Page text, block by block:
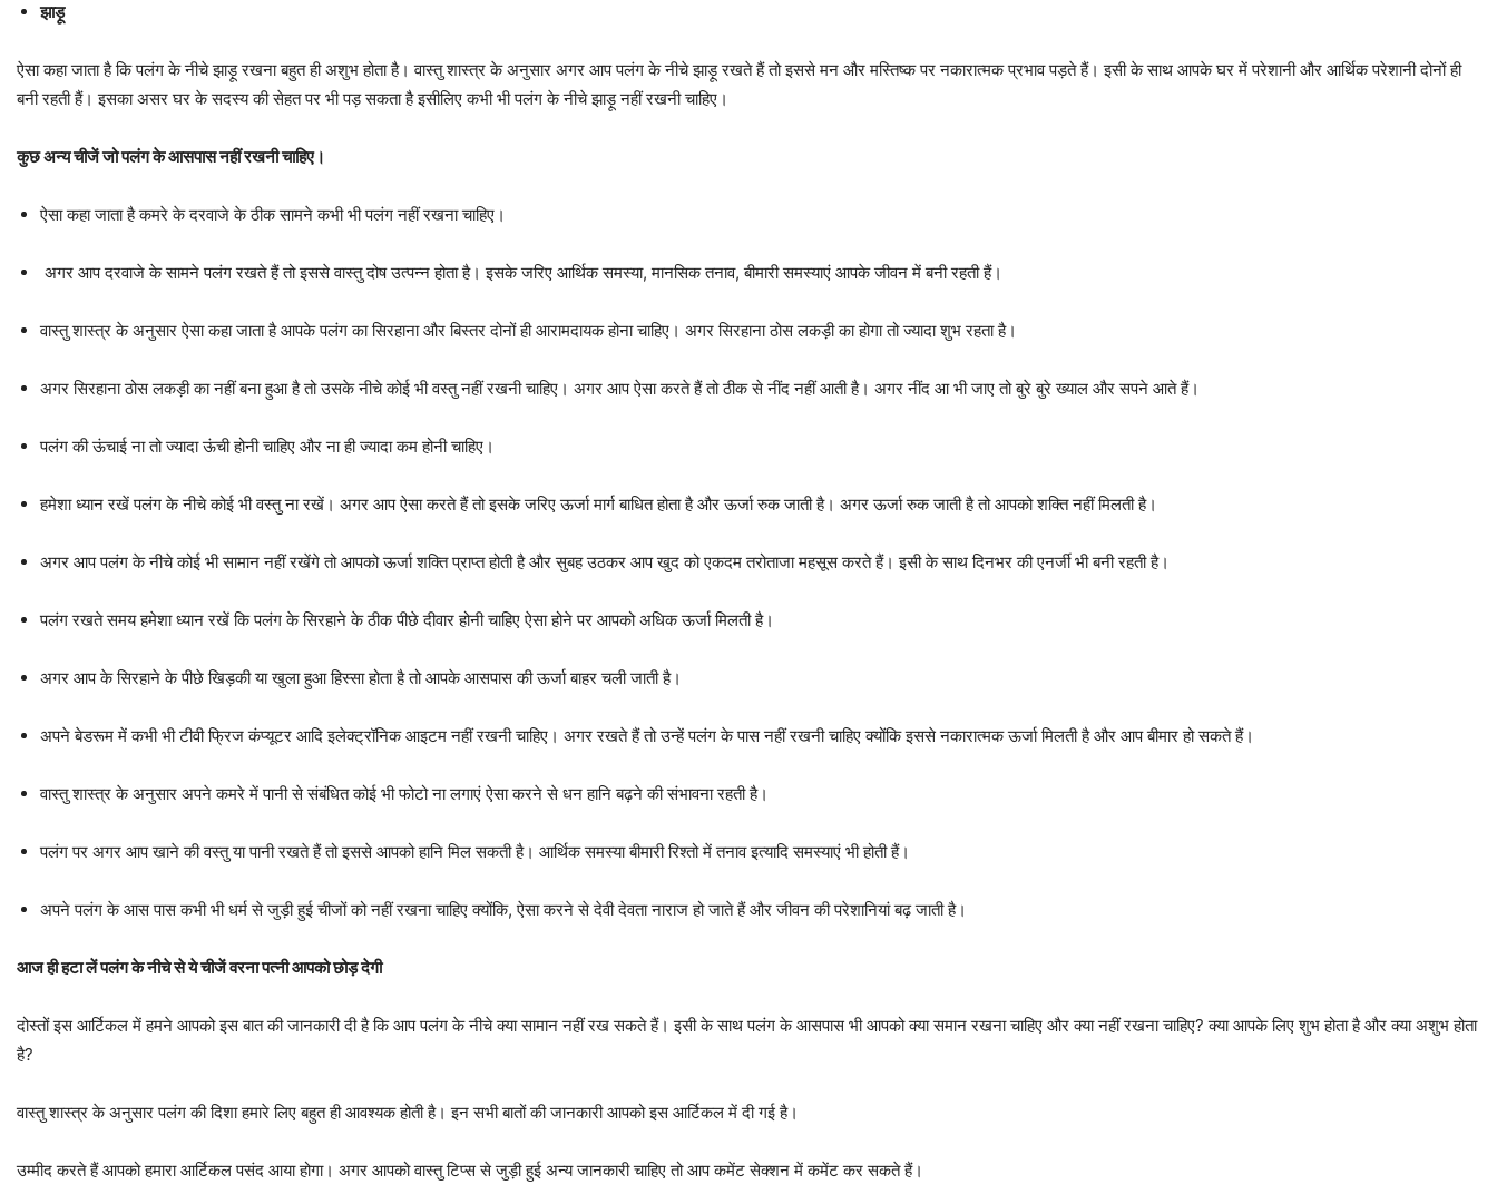
झाड़ू
ऐसा कहा जाता है कि पलंग के नीचे झाड़ू रखना बहुत ही अशुभ होता है। वास्तु शास्त्र के अनुसार अगर आप पलंग के नीचे झाड़ू रखते हैं तो इससे मन और मस्तिष्क पर नकारात्मक प्रभाव पड़ते हैं। इसी के साथ आपके घर में परेशानी और आर्थिक परेशानी दोनों ही
बनी रहती हैं। इसका असर घर के सदस्य की सेहत पर भी पड़ सकता है इसीलिए कभी भी पलंग के नीचे झाड़ू नहीं रखनी चाहिए।
कुछ अन्य चीजें जो पलंग के आसपास नहीं रखनी चाहिए।
ऐसा कहा जाता है कमरे के दरवाजे के ठीक सामने कभी भी पलंग नहीं रखना चाहिए।
अगर आप दरवाजे के सामने पलंग रखते हैं तो इससे वास्तु दोष उत्पन्न होता है। इसके जरिए आर्थिक समस्या, मानसिक तनाव, बीमारी समस्याएं आपके जीवन में बनी रहती हैं।
वास्तु शास्त्र के अनुसार ऐसा कहा जाता है आपके पलंग का सिरहाना और बिस्तर दोनों ही आरामदायक होना चाहिए। अगर सिरहाना ठोस लकड़ी का होगा तो ज्यादा शुभ रहता है।
अगर सिरहाना ठोस लकड़ी का नहीं बना हुआ है तो उसके नीचे कोई भी वस्तु नहीं रखनी चाहिए। अगर आप ऐसा करते हैं तो ठीक से नींद नहीं आती है। अगर नींद आ भी जाए तो बुरे बुरे ख्याल और सपने आते हैं।
पलंग की ऊंचाई ना तो ज्यादा ऊंची होनी चाहिए और ना ही ज्यादा कम होनी चाहिए।
हमेशा ध्यान रखें पलंग के नीचे कोई भी वस्तु ना रखें। अगर आप ऐसा करते हैं तो इसके जरिए ऊर्जा मार्ग बाधित होता है और ऊर्जा रुक जाती है। अगर ऊर्जा रुक जाती है तो आपको शक्ति नहीं मिलती है।
अगर आप पलंग के नीचे कोई भी सामान नहीं रखेंगे तो आपको ऊर्जा शक्ति प्राप्त होती है और सुबह उठकर आप खुद को एकदम तरोताजा महसूस करते हैं। इसी के साथ दिनभर की एनर्जी भी बनी रहती है।
पलंग रखते समय हमेशा ध्यान रखें कि पलंग के सिरहाने के ठीक पीछे दीवार होनी चाहिए ऐसा होने पर आपको अधिक ऊर्जा मिलती है।
अगर आप के सिरहाने के पीछे खिड़की या खुला हुआ हिस्सा होता है तो आपके आसपास की ऊर्जा बाहर चली जाती है।
अपने बेडरूम में कभी भी टीवी फ्रिज कंप्यूटर आदि इलेक्ट्रॉनिक आइटम नहीं रखनी चाहिए। अगर रखते हैं तो उन्हें पलंग के पास नहीं रखनी चाहिए क्योंकि इससे नकारात्मक ऊर्जा मिलती है और आप बीमार हो सकते हैं।
वास्तु शास्त्र के अनुसार अपने कमरे में पानी से संबंधित कोई भी फोटो ना लगाएं ऐसा करने से धन हानि बढ़ने की संभावना रहती है।
पलंग पर अगर आप खाने की वस्तु या पानी रखते हैं तो इससे आपको हानि मिल सकती है। आर्थिक समस्या बीमारी रिश्तो में तनाव इत्यादि समस्याएं भी होती हैं।
अपने पलंग के आस पास कभी भी धर्म से जुड़ी हुई चीजों को नहीं रखना चाहिए क्योंकि, ऐसा करने से देवी देवता नाराज हो जाते हैं और जीवन की परेशानियां बढ़ जाती है।
आज ही हटा लें पलंग के नीचे से ये चीजें वरना पत्नी आपको छोड़ देगी
दोस्तों इस आर्टिकल में हमने आपको इस बात की जानकारी दी है कि आप पलंग के नीचे क्या सामान नहीं रख सकते हैं। इसी के साथ पलंग के आसपास भी आपको क्या समान रखना चाहिए और क्या नहीं रखना चाहिए? क्या आपके लिए शुभ होता है और क्या अशुभ होता
है?
वास्तु शास्त्र के अनुसार पलंग की दिशा हमारे लिए बहुत ही आवश्यक होती है। इन सभी बातों की जानकारी आपको इस आर्टिकल में दी गई है।
उम्मीद करते हैं आपको हमारा आर्टिकल पसंद आया होगा। अगर आपको वास्तु टिप्स से जुड़ी हुई अन्य जानकारी चाहिए तो आप कमेंट सेक्शन में कमेंट कर सकते हैं।